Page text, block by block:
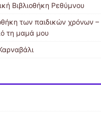
Βιβλιοθήκη Ρεθύμνου
των παιδικών χρόνων –
τη μαμά μου